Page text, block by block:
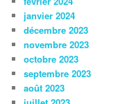
janvier 2024
décembre 2023
novembre 2023
octobre 2023
septembre 2023
août 2023